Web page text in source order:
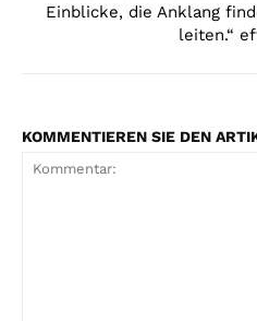
Einblicke, die Anklang
leiten.“
KOMMENTIEREN SIE DEN